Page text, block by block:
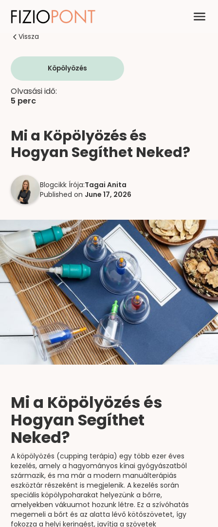
Vissza
Köpölyözés
Olvasási idő:
5 perc
Mi a Köpölyözés és
Hogyan Segíthet Neked?
Blogcikk Írója:Tagai Anita
Published on June 17, 2026
Mi a Köpölyözés és
Hogyan Segíthet
Neked?
A köpölyözés (cupping terápia) egy több ezer éves
kezelés, amely a hagyományos kínai gyógyászatból
származik, és ma már a modern manuálterápiás
eszköztár részeként is megjelenik. A kezelés során
speciális köpölypoharakat helyezünk a bőrre,
amelyekben vákuumot hozunk létre. Ez a szívóhatás
megemeli a bőrt és az alatta lévő kötőszövetet, így
fokozza a helyi keringést, javítja a szövetek